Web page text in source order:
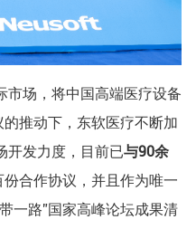
市场，将中国高端医疗设备
推动下，东软医疗不断加
开发力度，目前已与90余
份合作协议，并且作为唯一
一路”国家高峰论坛成果清